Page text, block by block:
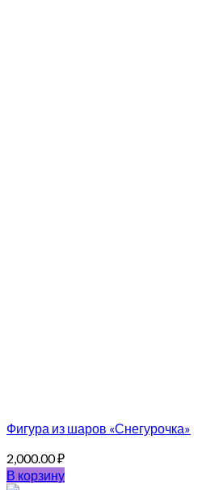
Фигура из шаров «Снегурочка»
2,000.00₽
В корзину